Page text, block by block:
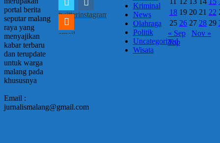
portal berita
seputar malang
raya yang
menyajikan
kabar terbaru
dan terupdate
untuk warga
malang pada
khususnya
Email :
jurnalismalang@gmail.com
twitterinstagram
email
Kriminal
News
Olahraga
Politik
Uncategorized
Wisata
18 19 20 21 22
25 26 27 28 29
« Sep
Nov »
Top